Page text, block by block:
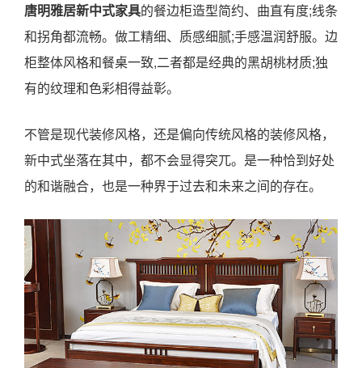
唐明雅居新中式家具的餐边柜造型简约、曲直有度;线条
和拐角都流畅。做工精细、质感细腻;手感温润舒服。边
柜整体风格和餐桌一致,二者都是经典的黑胡桃材质;独
有的纹理和色彩相得益彰。
不管是现代装修风格，还是偏向传统风格的装修风格，
新中式坐落在其中，都不会显得突兀。是一种恰到好处
的和谐融合，也是一种界于过去和未来之间的存在。